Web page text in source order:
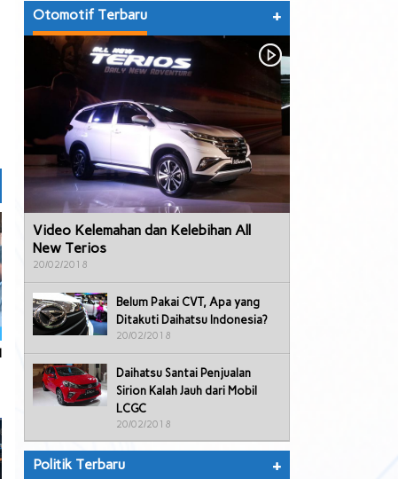
Otomotif Terbaru +
Video Kelemahan dan Kelebihan All
New Terios
20/02/2018
Belum Pakai CVT, Apa yang
Ditakuti Daihatsu Indonesia?
20/02/2018
Daihatsu Santai Penjualan
Sirion Kalah Jauh dari Mobil
LCGC
20/02/2018
Politik Terbaru +